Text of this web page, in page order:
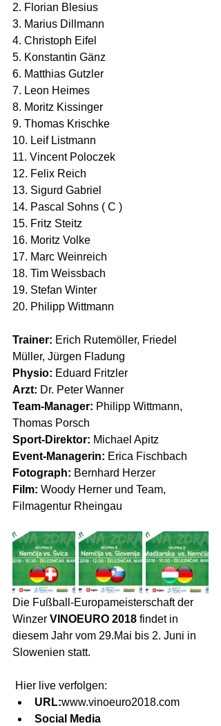
2. Florian Blesius
3. Marius Dillmann
4. Christoph Eifel
5. Konstantin Gänz
6. Matthias Gutzler
7. Leon Heimes
8. Moritz Kissinger
9. Thomas Krischke
10. Leif Listmann
11. Vincent Poloczek
12. Felix Reich
13. Sigurd Gabriel
14. Pascal Sohns ( C )
15. Fritz Steitz
16. Moritz Volke
17. Marc Weinreich
18. Tim Weissbach
19. Stefan Winter
20. Philipp Wittmann
Trainer: Erich Rutemöller, Friedel
Müller, Jürgen Fladung
Physio: Eduard Fritzler
Arzt: Dr. Peter Wanner
Team-Manager: Philipp Wittmann,
Thomas Porsch
Sport-Direktor: Michael Apitz
Event-Managerin: Erica Fischbach
Fotograph: Bernhard Herzer
Film: Woody Herner und Team,
Filmagentur Rheingau
Die Fußball-Europameisterschaft der
Winzer VINOEURO 2018 findet in
diesem Jahr vom 29.Mai bis 2. Juni in
Slowenien statt.
Hier live verfolgen:
URL:www.vinoeuro2018.com
Social Media